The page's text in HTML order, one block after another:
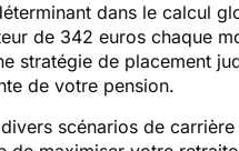
dans le calcul
de 342 euros chaque
stratégie de placement
de votre pension.
scénarios de